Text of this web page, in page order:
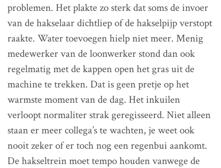
problemen. Het plakte zo sterk dat soms de invoer
van de hakselaar dichtliep of de hakselpijp verstopt
raakte. Water toevoegen hielp niet meer. Menig
medewerker van de loonwerker stond dan ook
regelmatig met de kappen open het gras uit de
machine te trekken. Dat is geen pretje op het
warmste moment van de dag. Het inkuilen
verloopt normaliter strak geregisseerd. Niet alleen
staan er meer collega’s te wachten, je weet ook
nooit zeker of er toch nog een regenbui aankomt.
De hakseltrein moet tempo houden vanwege de